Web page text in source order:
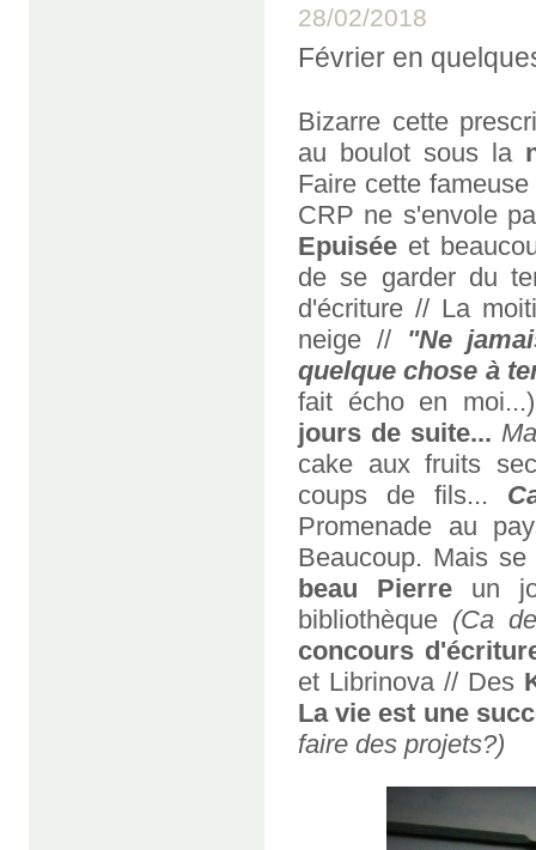
28/02/2018
Février en
Bizarre cette
au boulot sous la
Faire cette
CRP ne s'envole
Epuisée et
de se garder du
d'écriture // La
neige // "Ne
quelque chose à
fait écho en
jours de suite...
cake aux fruits
coups de fils...
Promenade au
Beaucoup. Mais
beau Pierre un
bibliothèque (Ca
concours
et Librinova // Des
La vie est une
faire des projets?)